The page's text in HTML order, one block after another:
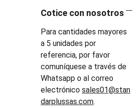
Cotice con nosotros
Para cantidades mayores
a 5 unidades por
referencia, por favor
comuníquese a través de
Whatsapp o al correo
electrónico sales01@stan
darplussas.com.